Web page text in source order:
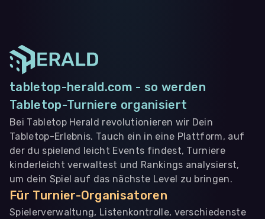
tabletop-herald.com - so werden
Tabletop-Turniere organisiert
Bei Tabletop Herald revolutionieren wir Dein
Tabletop-Erlebnis. Tauch ein in eine Plattform, auf
der du spielend leicht Events findest, Turniere
kinderleicht verwaltest und Rankings analysierst,
um dein Spiel auf das nächste Level zu bringen.
Für Turnier-Organisatoren
Spielerverwaltung, Listenkontrolle, verschiedenste